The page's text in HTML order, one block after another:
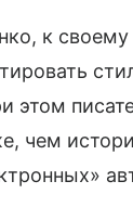
к
этом
чем